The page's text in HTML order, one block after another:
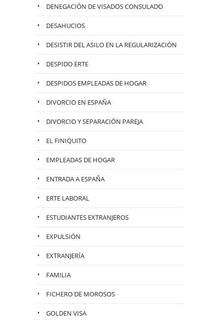
DENEGACIÓN DE VISADOS CONSULADO
DESAHUCIOS
DESISTIR DEL ASILO EN LA REGULARIZACIÓN
DESPIDO ERTE
DESPIDOS EMPLEADAS DE HOGAR
DIVORCIO EN ESPAÑA
DIVORCIO Y SEPARACIÓN PAREJA
EL FINIQUITO
EMPLEADAS DE HOGAR
ENTRADA A ESPAÑA
ERTE LABORAL
ESTUDIANTES EXTRANJEROS
EXPULSIÓN
EXTRANJERÍA
FAMILIA
FICHERO DE MOROSOS
GOLDEN VISA